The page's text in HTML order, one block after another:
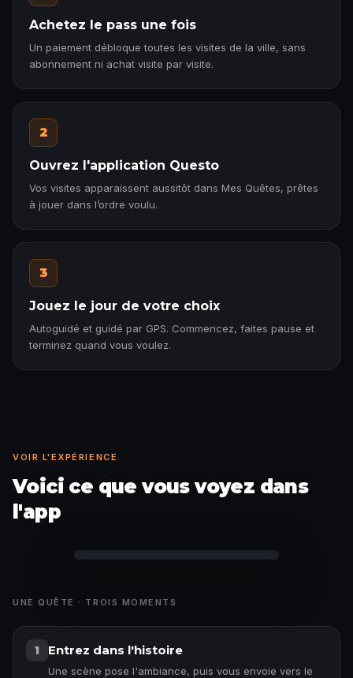
Achetez le pass une fois
Un paiement débloque toutes les visites de la ville, sans
abonnement ni achat visite par visite.
2
Ouvrez l'application Questo
Vos visites apparaissent aussitôt dans Mes Quêtes, prêtes
à jouer dans l’ordre voulu.
3
Jouez le jour de votre choix
Autoguidé et guidé par GPS. Commencez, faites pause et
terminez quand vous voulez.
VOIR L'EXPÉRIENCE
Voici ce que vous voyez dans
l'app
UNE QUÊTE · TROIS MOMENTS
1 Entrez dans l'histoire
Une scène pose l'ambiance, puis vous envoie vers le